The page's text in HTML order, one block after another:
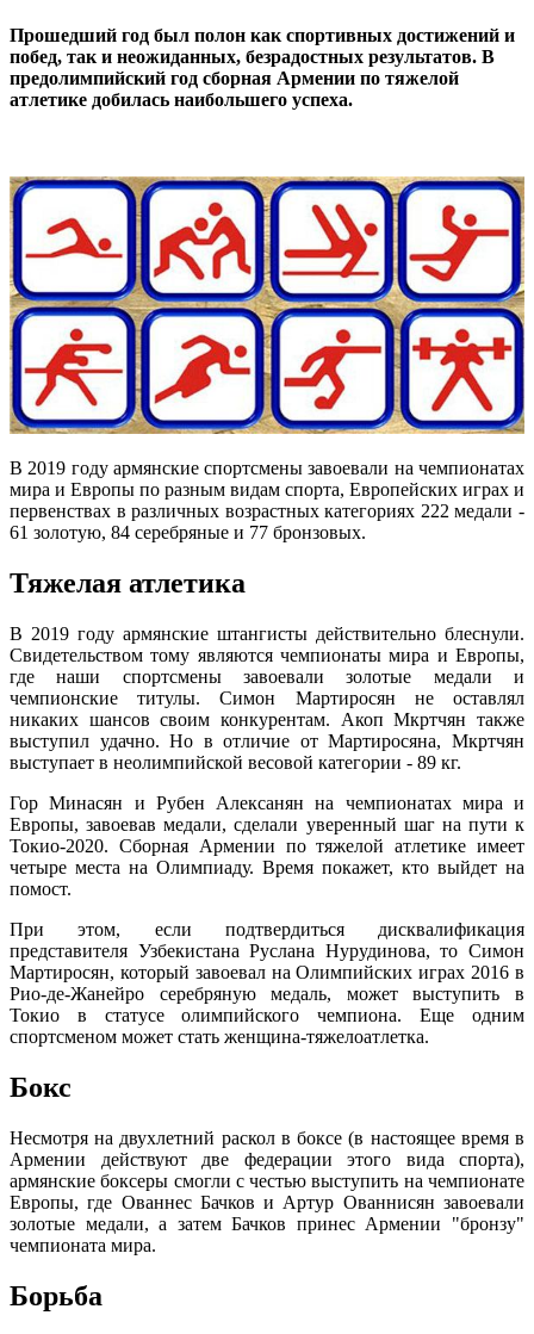
Прошедший год был полон как спортивных достижений и
побед, так и неожиданных, безрадостных результатов. В
предолимпийский год сборная Армении по тяжелой
атлетике добилась наибольшего успеха.
В 2019 году армянские спортсмены завоевали на чемпионатах
мира и Европы по разным видам спорта, Европейских играх и
первенствах в различных возрастных категориях 222 медали -
61 золотую, 84 серебряные и 77 бронзовых.
Тяжелая атлетика
В 2019 году армянские штангисты действительно блеснули.
Свидетельством тому являются чемпионаты мира и Европы,
где наши спортсмены завоевали золотые медали и
чемпионские титулы. Симон Мартиросян не оставлял
никаких шансов своим конкурентам. Акоп Мкртчян также
выступил удачно. Но в отличие от Мартиросяна, Мкртчян
выступает в неолимпийской весовой категории - 89 кг.
Гор Минасян и Рубен Алексанян на чемпионатах мира и
Европы, завоевав медали, сделали уверенный шаг на пути к
Токио-2020. Сборная Армении по тяжелой атлетике имеет
четыре места на Олимпиаду. Время покажет, кто выйдет на
помост.
При этом, если подтвердиться дисквалификация
представителя Узбекистана Руслана Нурудинова, то Симон
Мартиросян, который завоевал на Олимпийских играх 2016 в
Рио-де-Жанейро серебряную медаль, может выступить в
Токио в статусе олимпийского чемпиона. Еще одним
спортсменом может стать женщина-тяжелоатлетка.
Бокс
Несмотря на двухлетний раскол в боксе (в настоящее время в
Армении действуют две федерации этого вида спорта),
армянские боксеры смогли с честью выступить на чемпионате
Европы, где Ованнес Бачков и Артур Ованнисян завоевали
золотые медали, а затем Бачков принес Армении "бронзу"
чемпионата мира.
Борьба